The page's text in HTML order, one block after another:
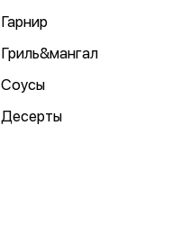
Гарнир
Гриль&мангал
Соусы
Десерты